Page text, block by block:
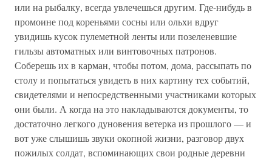
или на рыбалку, всегда увлечешься другим. Где-нибудь в
промоине под кореньями сосны или ольхи вдруг
увидишь кусок пулеметной ленты или позеленевшие
гильзы автоматных или винтовочных патронов.
Соберешь их в карман, чтобы потом, дома, рассыпать по
столу и попытаться увидеть в них картину тех событий,
свидетелями и непосредственными участниками которых
они были. А когда на это накладываются документы, то
достаточно легкого дуновения ветерка из прошлого — и
вот уже слышишь звуки окопной жизни, разговор двух
пожилых солдат, вспоминающих свои родные деревни